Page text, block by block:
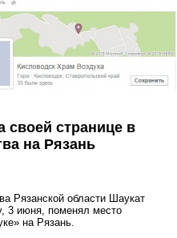
своей странице в
на Рязань
Рязанской области Шаукат
3 июня, поменял место
на Рязань.